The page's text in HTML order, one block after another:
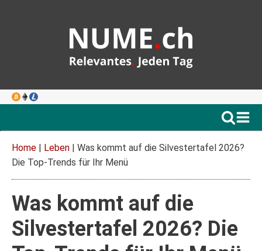
Home | Leben | Was kommt auf die Silvestertafel 2026?
Die Top-Trends für Ihr Menü
Was kommt auf die
Silvestertafel 2026? Die